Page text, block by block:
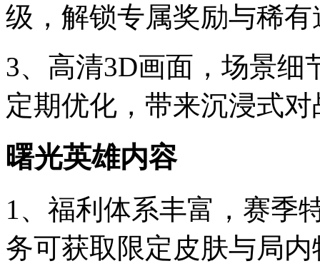
级，解锁专属奖励与稀有
3、高清3D画面，场景细
定期优化，带来沉浸式
曙光英雄内容
1、福利体系丰富，赛季
务可获取限定皮肤与局内